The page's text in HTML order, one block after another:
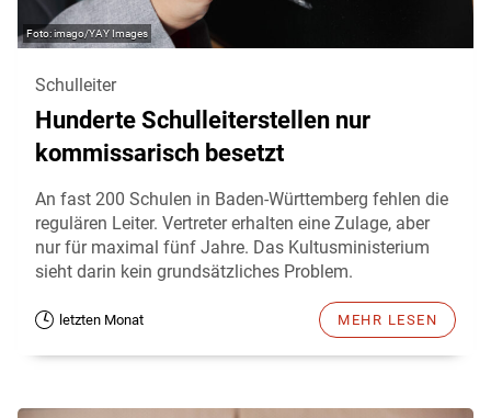
imago/YAY Images
Schulleiter
Hunderte Schulleiterstellen nur
kommissarisch besetzt
An fast 200 Schulen in Baden-Württemberg fehlen die
regulären Leiter. Vertreter erhalten eine Zulage, aber
nur für maximal fünf Jahre. Das Kultusministerium
sieht darin kein grundsätzliches Problem.
letzten Monat MEHR LESEN